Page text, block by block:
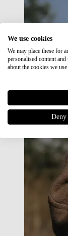
We use cookies
We may place these for
personalised content
about the cookies we
Deny